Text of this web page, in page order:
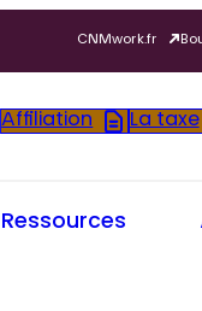
CNMwork.fr
Affiliation La taxe
Ressources